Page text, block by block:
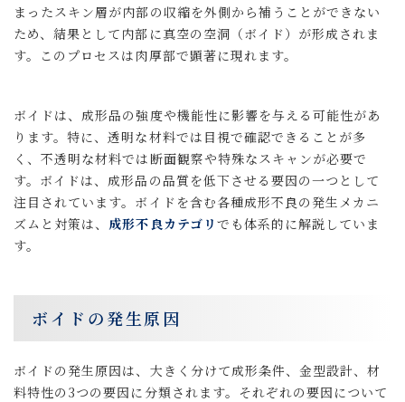
まったスキン層が内部の収縮を外側から補うことができない
ため、結果として内部に真空の空洞（ボイド）が形成されま
す。このプロセスは肉厚部で顕著に現れます。
ボイドは、成形品の強度や機能性に影響を与える可能性があ
ります。特に、透明な材料では目視で確認できることが多
く、不透明な材料では断面観察や特殊なスキャンが必要で
す。ボイドは、成形品の品質を低下させる要因の一つとして
注目されています。ボイドを含む各種成形不良の発生メカニ
ズムと対策は、 成形不良カテゴリ でも体系的に解説していま
す。
ボイドの発生原因
ボイドの発生原因は、大きく分けて成形条件、金型設計、材
料特性の3つの要因に分類されます。それぞれの要因について